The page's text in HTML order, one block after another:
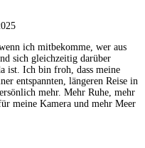
ich mitbekomme, wer aus
sich gleichzeitig darüber
ist. Ich bin froh, dass meine
entspannten, längeren Reise in
mehr. Mehr Ruhe, mehr
meine Kamera und mehr Meer